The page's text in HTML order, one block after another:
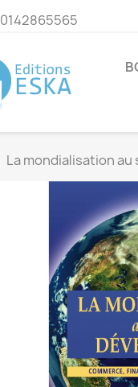
0142865565
La mondialisation